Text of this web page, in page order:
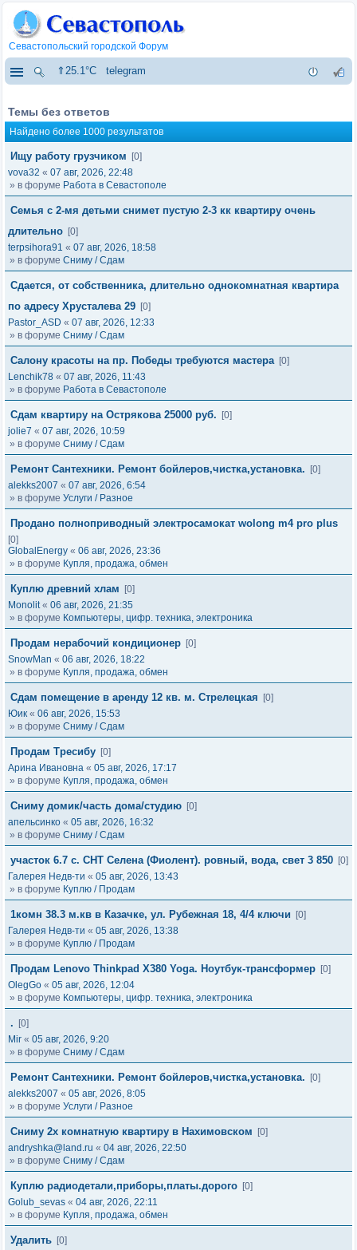
Севастопольский городской Форум
⇑25.1°C telegram
Темы без ответов
Найдено более 1000 результатов
Ищу работу грузчиком
[0]
vova32 « 07 авг, 2026, 22:48
» в форуме Работа в Севастополе
Семья с 2-мя детьми снимет пустую 2-3 кк квартиру очень
длительно [0]
terpsihora91 « 07 авг, 2026, 18:58
» в форуме Сниму / Сдам
Сдается, от собственника, длительно однокомнатная квартира
по адресу Хрусталева 29 [0]
Pastor_ASD « 07 авг, 2026, 12:33
» в форуме Сниму / Сдам
Салону красоты на пр. Победы требуются мастера [0]
Lenchik78 « 07 авг, 2026, 11:43
» в форуме Работа в Севастополе
Сдам квартиру на Острякова 25000 руб.
[0]
jolie7 « 07 авг, 2026, 10:59
» в форуме Сниму / Сдам
Ремонт Сантехники. Ремонт бойлеров,чистка,установка.
[0]
alekks2007 « 07 авг, 2026, 6:54
» в форуме Услуги / Разное
Продано полноприводный электросамокат wolong m4 pro plus
[0]
GlobalEnergy « 06 авг, 2026, 23:36
» в форуме Купля, продажа, обмен
Куплю древний хлам
[0]
Monolit« 06 авг, 2026, 21:35
» в форуме Компьютеры, цифр. техника, электроника
Продам нерабочий кондиционер [0]
SnowMan « 06 авг, 2026, 18:22
» в форуме Купля, продажа, обмен
Сдам помещение в аренду 12 кв. м. Стрелецкая
[0]
Юик « 06 авг, 2026, 15:53
» в форуме Сниму / Сдам
Продам Тресибу [0]
Арина Ивановна « 05 авг, 2026, 17:17
» в форуме Купля, продажа, обмен
Сниму домик/часть дома/студию [0]
апельсинко « 05 авг, 2026, 16:32
» в форуме Сниму / Сдам
участок 6.7 с. СНТ Селена (Фиолент). ровный, вода, свет 3 850 [0]
Галерея Недв-ти « 05 авг, 2026, 13:43
» в форуме Куплю / Продам
1комн 38.3 м.кв в Казачке, ул. Рубежная 18, 4/4 ключи
[0]
Галерея Недв-ти « 05 авг, 2026, 13:38
» в форуме Куплю / Продам
Продам Lenovo Thinkpad X380 Yoga. Ноутбук-трансформер [0]
OlegGo « 05 авг, 2026, 12:04
» в форуме Компьютеры, цифр. техника, электроника
.
[0]
Mir « 05 авг, 2026, 9:20
» в форуме Сниму / Сдам
Ремонт Сантехники. Ремонт бойлеров,чистка,установка.
[0]
alekks2007 « 05 авг, 2026, 8:05
» в форуме Услуги / Разное
Сниму 2х комнатную квартиру в Нахимовском
[0]
andryshka@land.ru « 04 авг, 2026, 22:50
» в форуме Сниму / Сдам
Куплю радиодетали,приборы,платы.дорого [0]
Golub_sevas « 04 авг, 2026, 22:11
» в форуме Купля, продажа, обмен
Удалить [0]